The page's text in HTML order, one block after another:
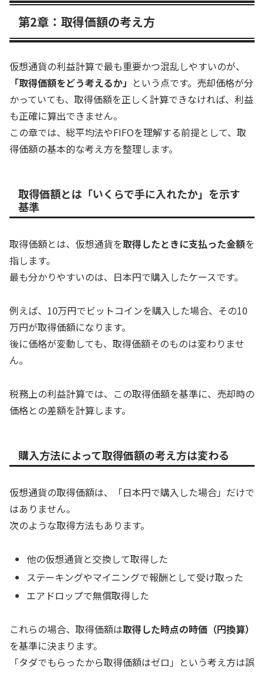
第2章：取得価額の考え方
仮想通貨の利益計算で最も重要かつ混乱しやすいのが、
「取得価額をどう考えるか」 という点です。売却価格が分
かっていても、取得価額を正しく計算できなければ、利益
も正確に算出できません。
この章では、総平均法やFIFOを理解する前提として、取
得価額の基本的な考え方を整理します。
取得価額とは「いくらで手に入れたか」を示す
基準
取得価額とは、仮想通貨を取得したときに支払った金額を
指します。
最も分かりやすいのは、日本円で購入したケースです。
例えば、10万円でビットコインを購入した場合、その10
万円が取得価額になります。
後に価格が変動しても、取得価額そのものは変わりませ
ん。
税務上の利益計算では、この取得価額を基準に、売却時の
価格との差額を計算します。
購入方法によって取得価額の考え方は変わる
仮想通貨の取得価額は、「日本円で購入した場合」だけで
はありません。
次のような取得方法もあります。
他の仮想通貨と交換して取得した
ステーキングやマイニングで報酬として受け取った
エアドロップで無償取得した
これらの場合、取得価額は取得した時点の時価（円換算）
を基準に決まります。
「タダでもらったから取得価額はゼロ」という考え方は誤